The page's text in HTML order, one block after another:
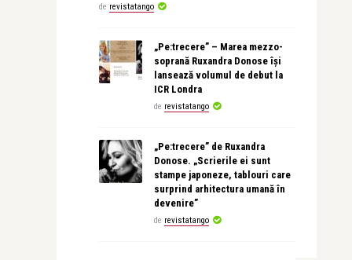
de revistatango
„Pe:trecere” – Marea mezzo-
soprană Ruxandra Donose își
lansează volumul de debut la
ICR Londra
de revistatango
„Pe:trecere” de Ruxandra
Donose. „Scrierile ei sunt
stampe japoneze, tablouri care
surprind arhitectura umană în
devenire”
de revistatango